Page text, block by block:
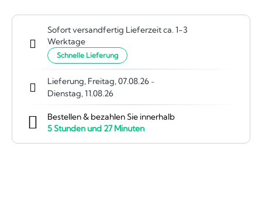
Sofort versandfertig Lieferzeit ca. 1-3
Werktage
Schnelle Lieferung
Lieferung, Freitag, 07.08.26 -
Dienstag, 11.08.26
Bestellen & bezahlen Sie innerhalb
5Stunden und 27Minuten